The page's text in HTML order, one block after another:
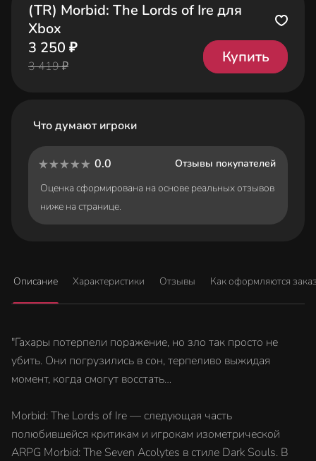
(TR) Morbid: The Lords of Ire для
Xbox
3 250 ₽
3 419 ₽
Купить
Что думают игроки
0.0
Отзывы покупателей
Оценка сформирована на основе реальных отзывов
ниже на странице.
Описание Характеристики Отзывы Как оформляются
"Гахары потерпели поражение, но зло так просто не
убить. Они погрузились в сон, терпеливо выжидая
момент, когда смогут восстать…
Morbid: The Lords of Ire — следующая часть
полюбившейся критикам и игрокам изометрической
ARPG Morbid: The Seven Acolytes в стиле Dark Souls. В